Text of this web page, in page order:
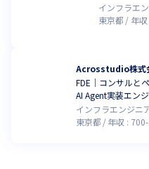
インフラエ
東京都
年収
Acrosstudio株式
FDE｜コンサルと
AI Agent実装エン
インフラエンジニ
東京都
年収 : 700-